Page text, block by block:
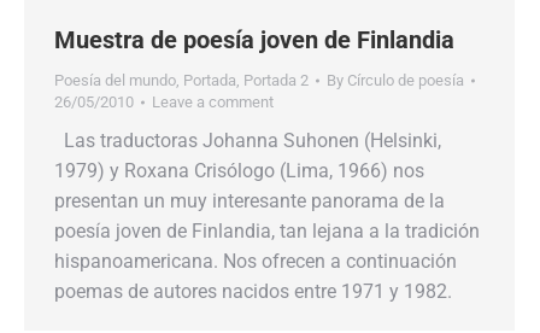
Muestra de poesía joven de Finlandia
Poesía del mundo, Portada, Portada 2 By Círculo de poesía
26/05/2010
Leave a comment
Las traductoras Johanna Suhonen (Helsinki,
1979) y Roxana Crisólogo (Lima, 1966) nos
presentan un muy interesante panorama de la
poesía joven de Finlandia, tan lejana a la tradición
hispanoamericana. Nos ofrecen a continuación
poemas de autores nacidos entre 1971 y 1982.